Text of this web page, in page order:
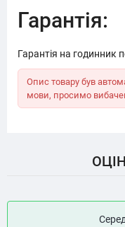
Гарантія:
Гарантія на годинник
Опис товару був
мови, просимо